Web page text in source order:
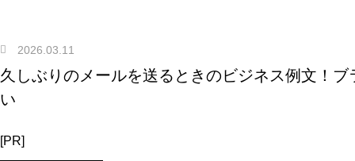
2026.03.11
久しぶりのメールを送るときのビジネス例文！
い
[PR]